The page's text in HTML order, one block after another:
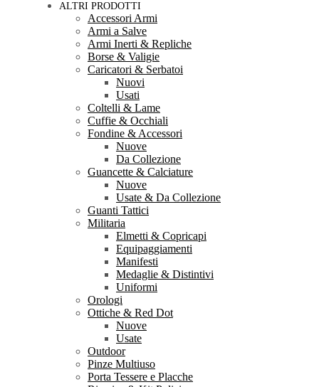
ALTRI PRODOTTI
Accessori Armi
Armi a Salve
Armi Inerti & Repliche
Borse & Valigie
Caricatori & Serbatoi
Nuovi
Usati
Coltelli & Lame
Cuffie & Occhiali
Fondine & Accessori
Nuove
Da Collezione
Guancette & Calciature
Nuove
Usate & Da Collezione
Guanti Tattici
Militaria
Elmetti & Copricapi
Equipaggiamenti
Manifesti
Medaglie & Distintivi
Uniformi
Orologi
Ottiche & Red Dot
Nuove
Usate
Outdoor
Pinze Multiuso
Porta Tessere e Placche